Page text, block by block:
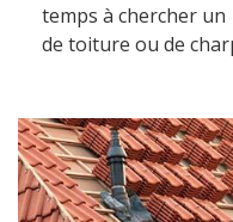
temps à chercher
de toiture ou de